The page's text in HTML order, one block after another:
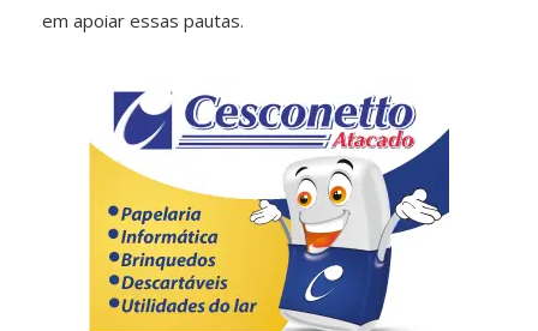
em apoiar essas pautas.